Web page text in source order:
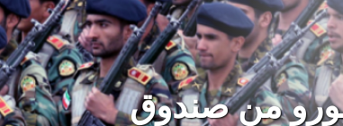
يورو من صندوق